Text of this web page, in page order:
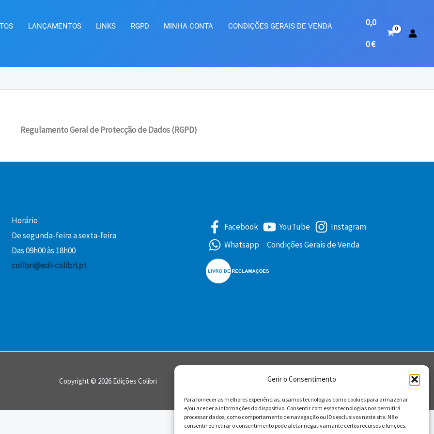
Gerir o Consentimento
Para fornecer as melhores experiências, usamos tecnologias como cookies para armazenar
e/ou aceder a informações do dispositivo. Consentir com essas tecnologias nos permitirá
processar dados, como comportamento de navegação ou IDs exclusivos neste site. Não
consentir ou retirar o consentimento pode afetar negativamante certos recursos e funções.
LANÇAMENTOS LINKS RGPD MINHA CONTA
CONDIÇÕES GERAIS DE VENDA
0,0
0€
Regulamento Geral de Protecção de Dados (RGPD)
Horário
De segunda-feira a sexta-feira
Das 09h00 às 18h00
colibri@edi-colibri.pt
Facebook YouTube
Instagram
Whatsapp
Condições Gerais de Venda
Copyright © 2026 Edições Colibri